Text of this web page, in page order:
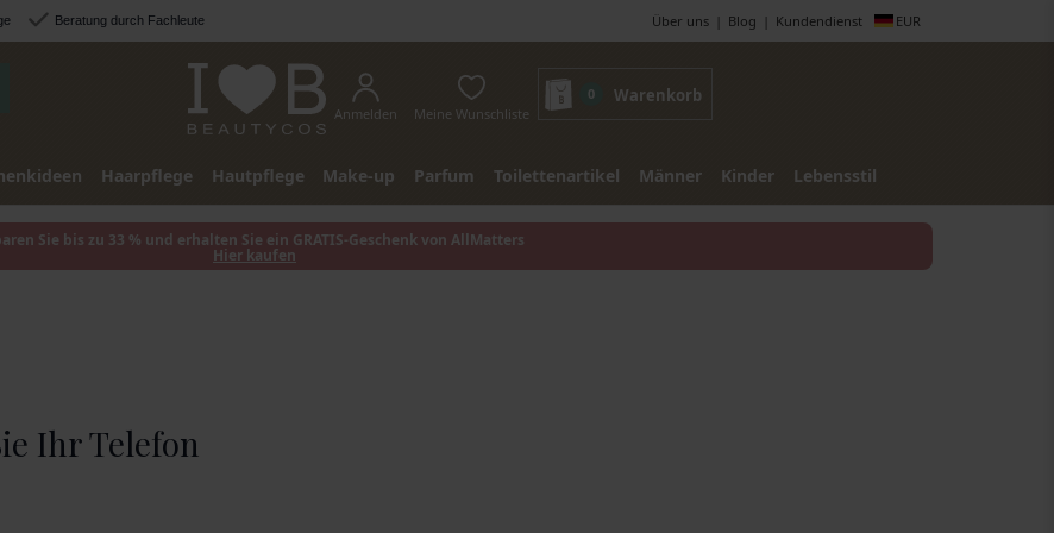
Beratung durch Fachleute EUR
Über uns Blog Kundendienst
Anmelden Meine Wunschliste
0 Warenkorb
Haarpflege Hautpflege Make-up Parfum Toilettenartikel Männer Kinder Lebensstil
Sie bis zu 33 % und erhalten Sie ein GRATIS-Geschenk von AllMatters
Hier kaufen
Ihr Telefon